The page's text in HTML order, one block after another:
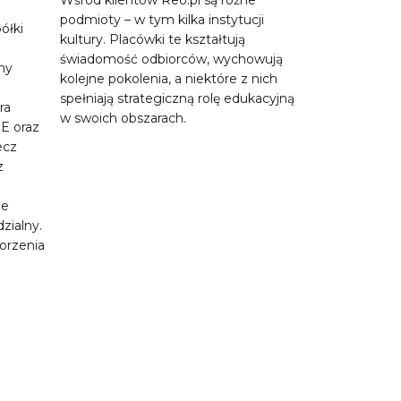
oraz
podmioty – w tym kilka instytucji
kultury. Placówki te kształtują
świadomość odbiorców, wychowują
kolejne pokolenia, a niektóre z nich
spełniają strategiczną rolę edukacyjną
w swoich obszarach.